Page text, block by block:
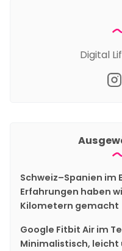
Digital
Schweiz–Spanien im
Erfahrungen haben
Kilometern gemacht
Google Fitbit Air im
Minimalistisch, leicht